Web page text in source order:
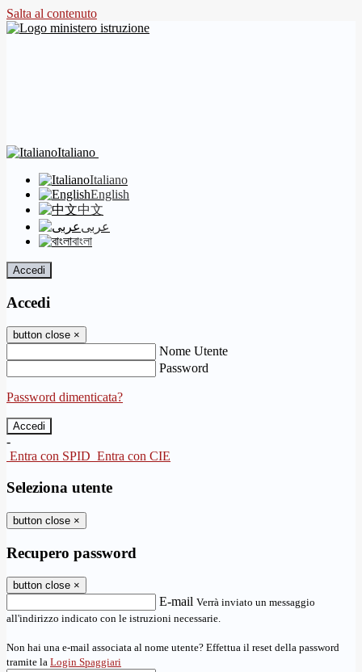
Salta al contenuto
Italiano
Italiano
English
中文
عربى
বাংলা
Accedi
Accedi
button close ×
Nome Utente
Password
Password dimenticata?
-
Entra con SPID Entra con CIE
Seleziona utente
button close ×
Recupero password
button close ×
E-mail Verrà inviato un messaggio
all'indirizzo indicato con le istruzioni necessarie.
Non hai una e-mail associata al nome utente? Effettua il reset della password
tramite la Login Spaggiari